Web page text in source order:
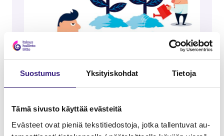
Suos­tu­mus Yk­si­tyis­koh­dat Tie­to­ja
Tämä si­vus­to käyt­tää eväs­tei­tä
Eväs­teet ovat pie­niä teks­ti­tie­dos­to­ja, jotka tal­len­tu­vat au­
Kir­jan­pi­tä­jäs­tä va­rain­hoi­ta­jak­si?
Si­joit­ta­mi­nen ja vau­ras­tu­mi­nen ovat asioi­ta, jois­
sa kir­jan­pi­tä­jät voi­si­vat toi­mia asiak­kai­den­sa he­